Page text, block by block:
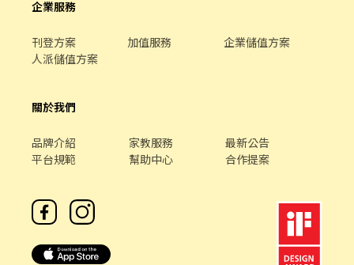
你。
企業服務
刊登方案 加值服務
企業儲值方案
人派儲值方案
關於我們
品牌介紹 家教服務
最新公告
平台規範
幫助中心 合作提案